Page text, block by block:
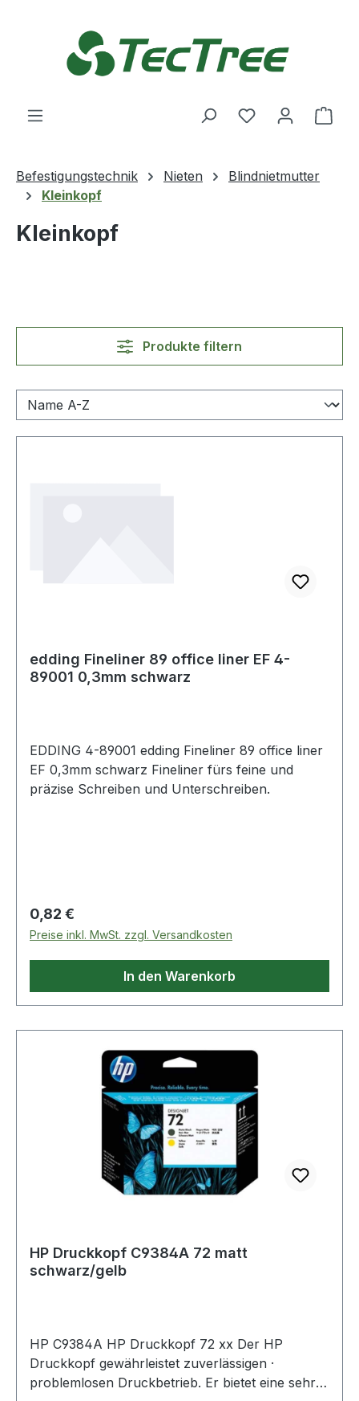
Du hast 0
Befestigungstechnik Nieten
Blindnietmutter
Kleinkopf
Kleinkopf
Produkte filtern
edding Fineliner 89 office liner EF 4-
89001 0,3mm schwarz
EDDING 4-89001 edding Fineliner 89 office liner
EF 0,3mm schwarz Fineliner fürs feine und
präzise Schreiben und Unterschreiben.
Regulärer Preis:
0,82 €
Preise inkl. MwSt. zzgl. Versandkosten
In den Warenkorb
HP Druckkopf C9384A 72 matt
schwarz/gelb
HP C9384A HP Druckkopf 72 xx Der HP
Druckkopf gewährleistet zuverlässigen ·
problemlosen Druckbetrieb. Er bietet eine sehr